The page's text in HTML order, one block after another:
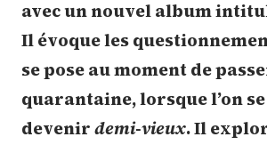
avec un nouvel album
Il évoque les
se pose au moment de
quarantaine, lorsque l’on
devenirdemi-vieux. Il